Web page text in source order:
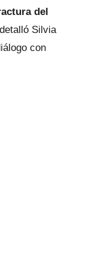
del
Silvia
con